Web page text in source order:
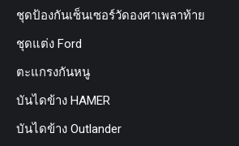
ชุดป้องกันเซ็นเซอร์วัดองศาเพลาท้าย
ชุดแต่ง Ford
ตะแกรงกันหนู
บันไดข้าง HAMER
บันไดข้าง Outlander